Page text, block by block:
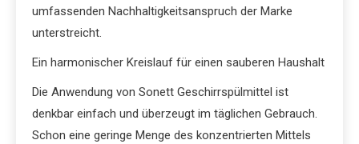
umfassenden Nachhaltigkeitsanspruch der Marke
unterstreicht.
Ein harmonischer Kreislauf für einen sauberen Haushalt
Die Anwendung von Sonett Geschirrspülmittel ist
denkbar einfach und überzeugt im täglichen Gebrauch.
Schon eine geringe Menge des konzentrierten Mittels